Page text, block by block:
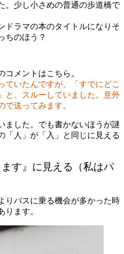
。少し小さめの普通の歩道橋で
ドラマの本のタイトルになりそ
ちのほう？
コメントはこちら。
ていたんですが、「すでにどこ
と、スルーしていました。意外
で送ってみます。
ました。でも書かないほうが謎
「人」が「入」と同じに見える
ます』に見える（私はパ
りバスに乗る機会が多かった時
ります。